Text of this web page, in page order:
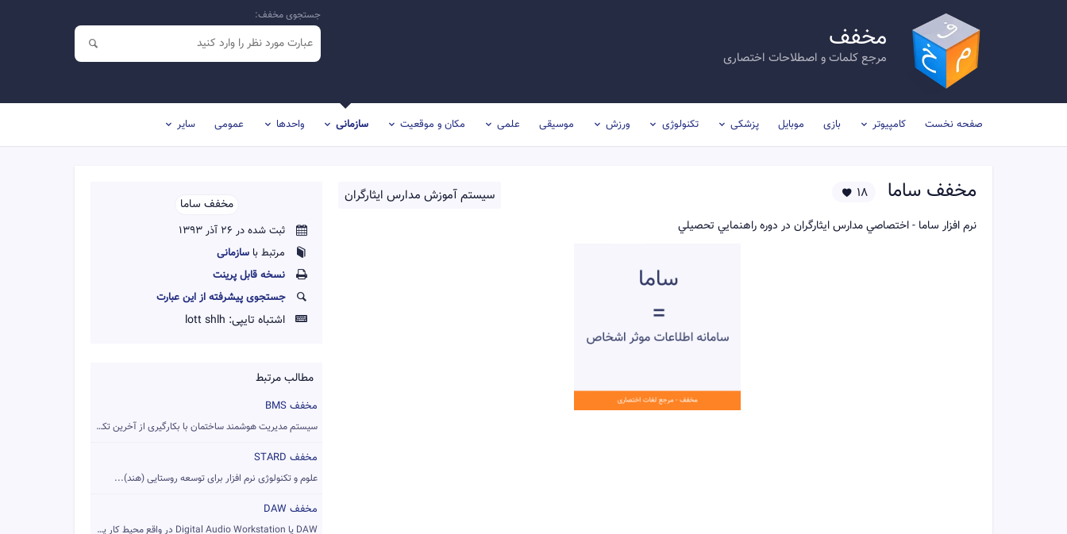
مخفف
مرجع کلمات و اصطلاحات اختصاری
جستجوی مخفف:
صفحه نخست کامپیوتر بازی موبایل پزشکی تکنولوژی ورزش موسیقی علمی مکان و موقعیت سازمانی واحدها عمومی سایر
مخففساما سيستم آموزش مدارس ايثارگران 18
نرم افزار ساما - اختصاصي مدارس ايثارگران در دوره راهنمايي تحصيلي
مخفف ساما
ثبت شده در 26 آذر 1393
مرتبط با سازمانی
نسخه قابل پرينت
جستجوی پیشرفته از این عبارت
اشتباه تایپی: lott shlh
مطالب مرتبط
مخفف BMS
سیستم مدیریت هوشمند ساختمان با بکارگیری از آخرین تکنولوژی ها...
مخفف STARD
علوم و تکنولوژی نرم افزار برای توسعه روستایی (هند)...
مخفف DAW
DAW یا Digital Audio Workstation در واقع محیط کار یک آهنگساز...